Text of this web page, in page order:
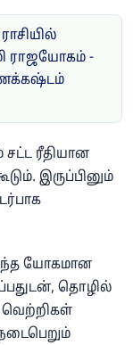
ராஜயோகம் -
சட்ட ரீதியான
இருப்பினும்
யோகமான
தொழில்
வெற்றிகள்
நடைபெறும்